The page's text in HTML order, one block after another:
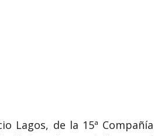
Lagos, de la 15ª Compañía